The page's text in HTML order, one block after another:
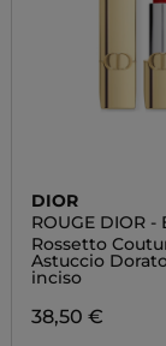
DIOR
ROUGE DIOR -
LIMITATA
Rossetto
Astuccio
inciso
38,50 €